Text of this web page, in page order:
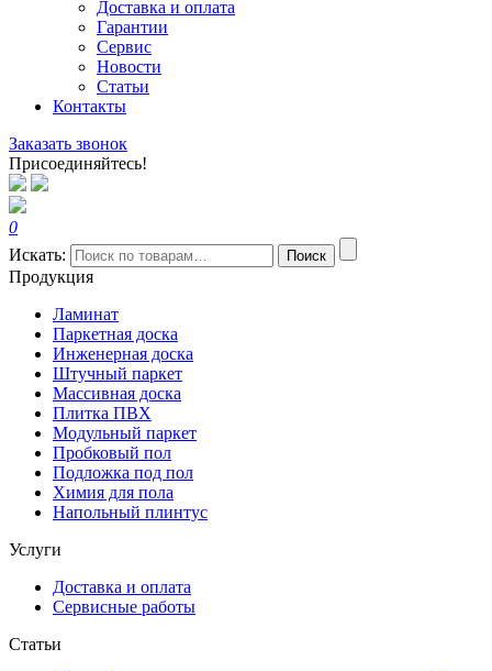
Доставка и оплата
Гарантии
Сервис
Новости
Статьи
Контакты
Заказать звонок
Присоединяйтесь!
0
Искать:
Поиск
Продукция
Ламинат
Паркетная доска
Инженерная доска
Штучный паркет
Массивная доска
Плитка ПВХ
Модульный паркет
Пробковый пол
Подложка под пол
Химия для пола
Напольный плинтус
Услуги
Доставка и оплата
Сервисные работы
Статьи